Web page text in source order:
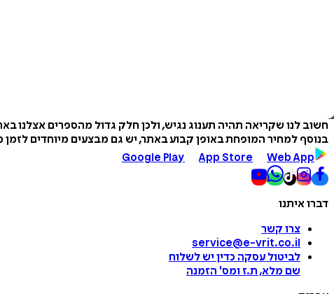
חשוב לנו שקריאה תהיה תענוג נגיש, ולכן חלק גדול מהספרים אצלנו
בנוסף למחיר המופחת באופן קבוע באתר, יש גם מבצעים מיוחדים לזמן
Google Play
App Store Web App
דברו איתנו
צרו קשר
service@e-vrit.co.il
לביטול עסקה כדין יש לשלוח
שם מלא, ת.ז ומס' הזמנה